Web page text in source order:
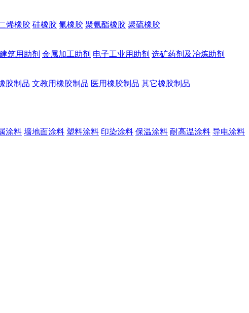
烯橡胶 硅橡胶 氟橡胶 聚氨酯橡胶 聚硫橡胶
建筑用助剂 金属加工助剂 电子工业用助剂 选矿药剂及冶炼助剂
胶制品 文教用橡胶制品 医用橡胶制品 其它橡胶制品
涂料 墙地面涂料 塑料涂料 印染涂料 保温涂料 耐高温涂料 导电涂料